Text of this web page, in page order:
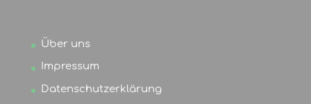
Über uns
Impressum
Datenschutzerklärung